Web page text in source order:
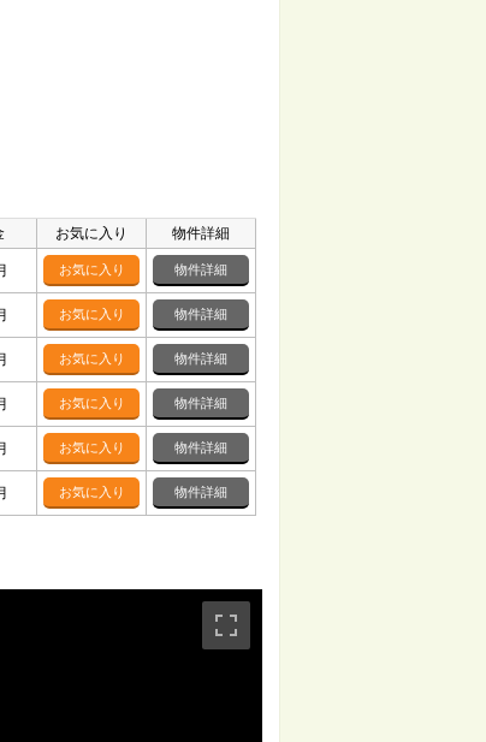
お気に入り 物件詳細
お気に入り 物件詳細
お気に入り 物件詳細
お気に入り 物件詳細
お気に入り 物件詳細
お気に入り 物件詳細
お気に入り 物件詳細